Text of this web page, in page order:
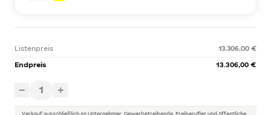
Listenpreis
13.306,00 €
Endpreis
13.306,00 €
− 1 +